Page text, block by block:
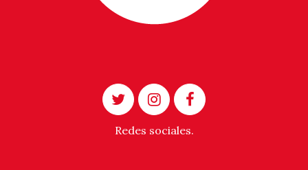
Redes sociales.